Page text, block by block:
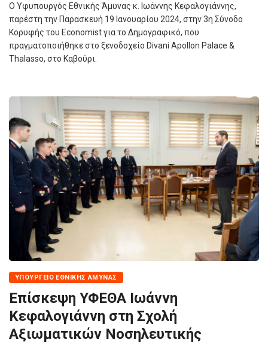
Ο Υφυπουργός Εθνικής Άμυνας κ. Ιωάννης Κεφαλογιάννης,
παρέστη την Παρασκευή 19 Ιανουαρίου 2024, στην 3η Σύνοδο
Κορυφής του Economist για το Δημογραφικό, που
πραγματοποιήθηκε στο ξενοδοχείο Divani Apollon Palace &
Thalasso, στο Καβούρι.
ΥΠΟΥΡΓΕΊΟ ΕΘΝΙΚΉΣ ΆΜΥΝΑΣ
Επίσκεψη ΥΦΕΘΑ Ιωάννη
Κεφαλογιάννη στη Σχολή
Αξιωματικών Νοσηλευτικής